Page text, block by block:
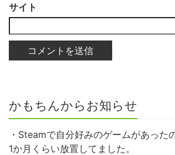
サイト
かもちんからお知らせ
・Steamで自分好みのゲームがあった
1か月くらい放置してました。